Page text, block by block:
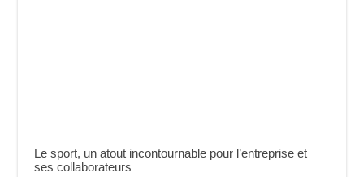
Le sport, un atout incontournable pour l’entreprise et
ses collaborateurs